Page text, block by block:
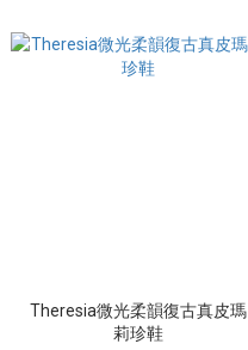
Theresia微光柔韻復古真皮瑪
莉珍鞋